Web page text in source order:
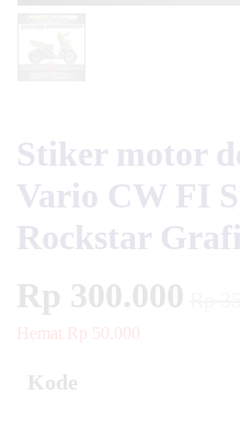
Stiker motor
Vario CW FI
Rockstar
Rp 300.000
Hemat Rp 50.000
Kode